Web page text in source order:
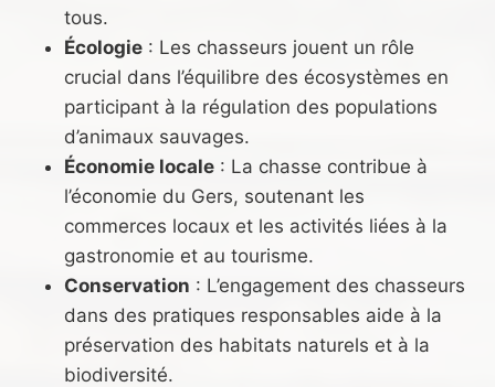
tous.
Écologie : Les chasseurs jouent un rôle
crucial dans l’équilibre des écosystèmes en
participant à la régulation des populations
d’animaux sauvages.
Économie locale : La chasse contribue à
l’économie du Gers, soutenant les
commerces locaux et les activités liées à la
gastronomie et au tourisme.
Conservation : L’engagement des chasseurs
dans des pratiques responsables aide à la
préservation des habitats naturels et à la
biodiversité.